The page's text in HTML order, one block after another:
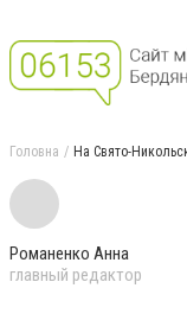
Головна На Свято-
Романенко Анна
главный редактор